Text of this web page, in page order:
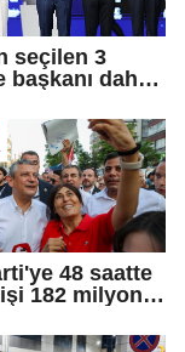
seçilen 3
başkanı daha
48 saatte
182 milyon